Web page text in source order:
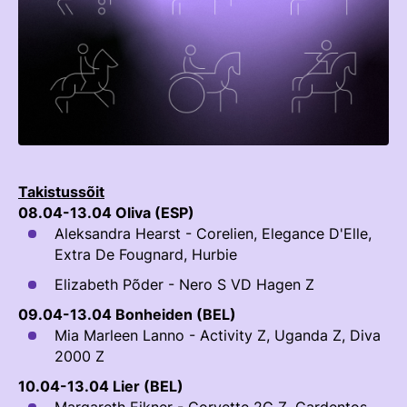
TEENUSTE HINNAKIRI
AJALUGU
Ajajoon
Eesti Ratsasportlased Tiitlivõistlustel
Aastaraamatud
KLUBID
PROJEKTID
ERA SA
Noortespordi Toetamine
HOBUSTE HEAOLU
Mänedžer Ja Komitee
Välisvõistlustel Osaleja Meelespea
KOOLISÕIT JA PARAKOOLISÕIT
Võistlussarjad
Edetabelid
Koolitused
Estonian Dressage Team
Mänedžer Ja Komiteed
Taastaotlemine
Õppematerjalid
Kutseeksam
EOK Treenerite Register
KOOLITUSED
Takistussõit
08.04-13.04 Oliva (ESP)
Aleksandra Hearst - Corelien, Elegance D'Elle,
Extra De Fougnard, Hurbie
Elizabeth Põder - Nero S VD Hagen Z
09.04-13.04 Bonheiden (BEL)
Mia Marleen Lanno - Activity Z, Uganda Z, Diva
2000 Z
10.04-13.04 Lier (BEL)